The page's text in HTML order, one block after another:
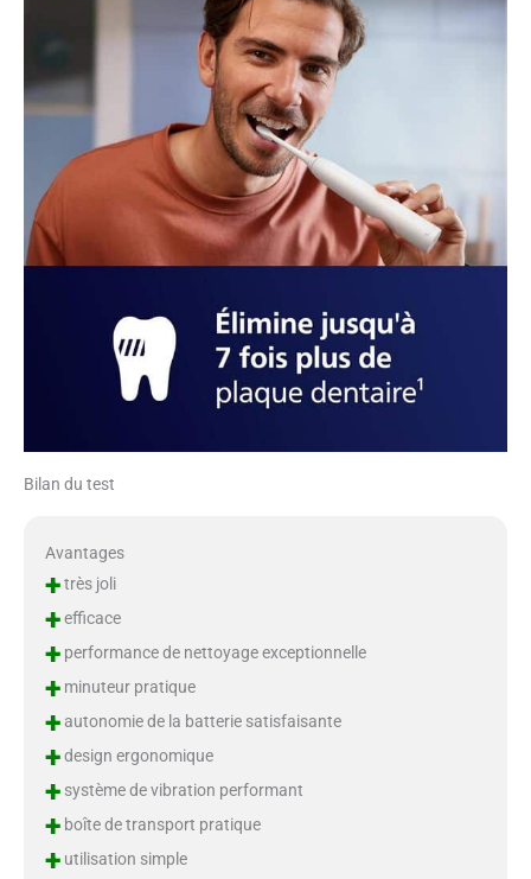
Bilan du test
Avantages
+très joli
+efficace
+performance de nettoyage exceptionnelle
+minuteur pratique
+autonomie de la batterie satisfaisante
+design ergonomique
+système de vibration performant
+boîte de transport pratique
+utilisation simple